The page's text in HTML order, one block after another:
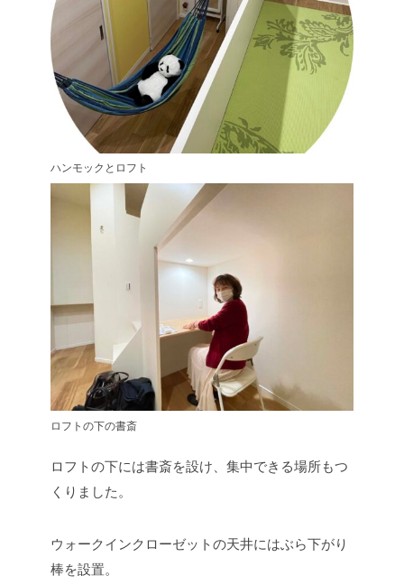
ハンモックとロフト
ロフトの下の書斎
ロフトの下には書斎を設け、集中できる場所もつ
くりました。
ウォークインクローゼットの天井にはぶら下がり
棒を設置。